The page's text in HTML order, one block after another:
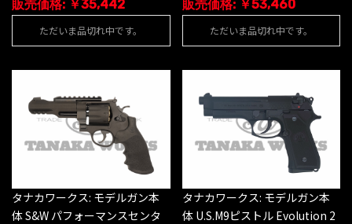
販売価格: ￥35,442
ただいま品切れ中です。
販売価格: ￥53,460
ただいま品切れ中です。
タナカワークス: モデルガン本
体 S&W パフォーマンスセンタ
タナカワークス: モデルガン本
体 U.S.M9ピストル Evolution 2